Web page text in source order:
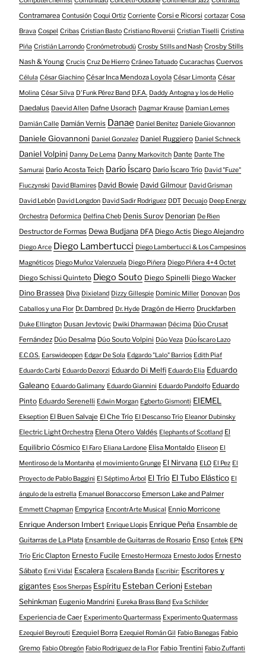
Contramarea Contusión Coqui Ortiz Corriente Corsi e Ricorsi cortazar Cosa
Brava Cospel Cribas Cristian Basto Cristiano Roversii Cristian Tiselli Cristina
Piña Cristián Larrondo Cronómetrobudú Crosby Stills and Nash Crosby Stills
Nash & Young Crucis Cruz De Hierro Cráneo Tatuado Cucarachas Cuervos
Célula César Giachino César Inca Mendoza Loyola César Limonta César
Molina César Silva D'Funk Pérez Band D.F.A. Daddy Antogna y los de Helio
Daedalus Daevid Allen Dafne Usorach Dagmar Krause Damian Lemes
Damián Calle Damián Vernis Danae Daniel Benitez Daniele Giovannon
Daniele Giovannoni Daniel Gonzalez Daniel Ruggiero Daniel Schneck
Daniel Volpini Danny De Lema Danny Markovitch Dante Dante The
Samurai Darío Acosta Teich Darío Íscaro Darío Íscaro Trío David "Fuze"
Fiuczynski David Blamires David Bowie David Gilmour David Grisman
David Lebón David Longdon David Sadir Rodriguez DDT Decuajo Deep Energy
Orchestra Deformica Delfina Cheb Denis Surov Denorian De Rien
Destructor de Formas Dewa Budjana DFA Diego Actis Diego Alejandro
Diego Arce Diego Lambertucci Diego Lambertucci & Los Campesinos
Magnéticos Diego Muñoz Valenzuela Diego Piñera Diego Piñera 4+4 Octet
Diego Schissi Quinteto Diego Souto Diego Spinelli Diego Wacker
Dino Brassea Diva Dixieland Dizzy Gillespie Dominic Miller Donovan Dos
Caballos y una Flor Dr. Dambred Dr. Hyde Dragón de Hierro Druckfarben
Duke Ellington Dusan Jevtovic Dwiki Dharmawan Décima Dúo Crusat
Fernández Dúo Desalma Dúo Souto Volpini Dúo Veza Dúo Íscaro Lazo
E.C.O.S. Earswideopen Edgar De Sola Edgardo "Lalo" Barrios Edith Piaf
Eduardo Carbi Eduardo Dezorzi Eduardo Di Melfi Eduardo Elia Eduardo
Galeano Eduardo Galimany Eduardo Giannini Eduardo Pandolfo Eduardo
Pinto Eduardo Serenelli Edwin Morgan Egberto Gismonti EIEMEL
Ekseption El Buen Salvaje El Che Trío El Descanso Trío Eleanor Dubinsky
Electric Light Orchestra Elena Otero Valdés Elephants of Scotland El
Equilibrio Cósmico El Faro Eliana Lardone Elisa Montaldo Eliseon El
Mentiroso de la Montanha el movimiento Grunge El Nirvana ELO El Pez El
Proyecto de Pablo Baggini El Séptimo Árbol El Trío El Tubo Elástico El
ángulo de la estrella Emanuel Bonaccorso Emerson Lake and Palmer
Emmett Chapman Empyrica EncontrArte Musical Ennio Morricone
Enrique Anderson Imbert Enrique Llopis Enrique Peña Ensamble de
Guitarras de La Plata Ensamble de Guitarras de Rosario Enso Entek EPN
Trío Eric Clapton Ernesto Fucile Ernesto Hermoza Ernesto Jodos Ernesto
Sábato Erni Vidal Escalera Escalera Banda Escribir: Escritores y
gigantes Esos Sherpas Espíritu Esteban Cerioni Esteban
Sehinkman Eugenio Mandrini Eureka Brass Band Eva Schilder
Experiencia de Caer Experimento Quartermass Experimento Quatermass
Ezequiel Beyrouti Ezequiel Borra Ezequiel Román Gil Fabio Banegas Fabio
Gremo Fabio Obregón Fabio Rodriguez de la Flor Fabio Trentini Fabio Zuffanti